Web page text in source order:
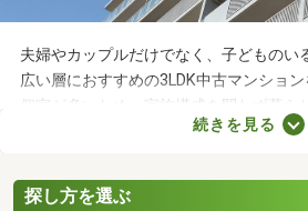
夫婦やカップルだけでなく、子どものい
広い層におすすめの3LDK中古マンショ
個室が多いため、家族構成を問わず暮ら
ト。寝室・収納部屋・書斎など、家族の
実した暮らしを実現できるでしょう。
続きを見る
探し方を選ぶ